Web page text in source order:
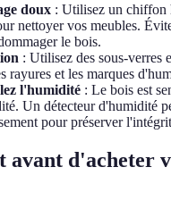
doux : Utilisez un chiffon
nettoyer vos meubles.
le bois.
: Utilisez des sous-verres
rayures et les marques
l'humidité : Le bois est
Un détecteur d'humidité
pour préserver
avant d'acheter